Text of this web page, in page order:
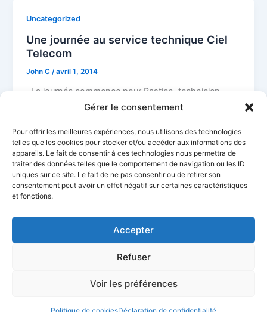
Gérer le consentement
Pour offrir les meilleures expériences, nous utilisons des technologies
telles que les cookies pour stocker et/ou accéder aux informations des
appareils. Le fait de consentir à ces technologies nous permettra de
traiter des données telles que le comportement de navigation ou les ID
uniques sur ce site. Le fait de ne pas consentir ou de retirer son
consentement peut avoir un effet négatif sur certaines caractéristiques
et fonctions.
Accepter
Refuser
Voir les préférences
Uncategorized
Une journée au service technique Ciel
Telecom
John C /avril 1, 2014
La journée commence pour Bastien, technicien
informatique chez Ciel Telecom. Il est chargé
Mentions Légales
Politique de confidentialité